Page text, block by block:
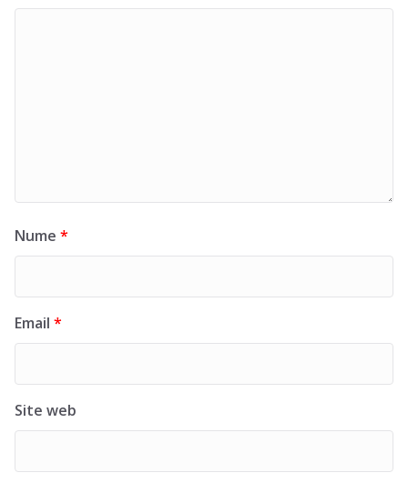
Nume *
Email *
Site web